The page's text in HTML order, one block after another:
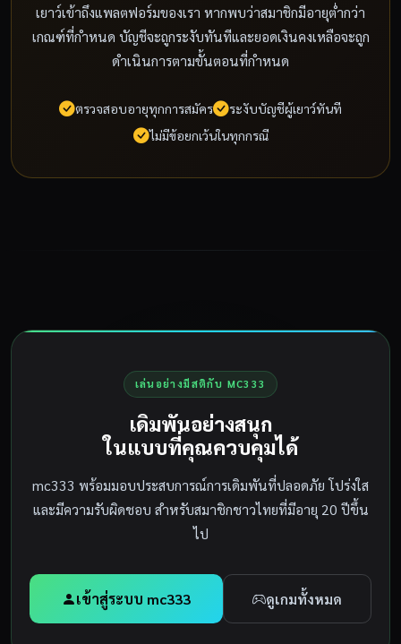
เยาว์เข้าถึงแพลตฟอร์มของเรา หากพบว่าสมาชิกมีอายุต่ำกว่า
เกณฑ์ที่กำหนด บัญชีจะถูกระงับทันทีและยอดเงินคงเหลือจะถูก
ดำเนินการตามขั้นตอนที่กำหนด
ตรวจสอบอายุทุกการสมัคร
ระงับบัญชีผู้เยาว์ทันที
ไม่มีข้อยกเว้นในทุกกรณี
เล่นอย่างมีสติกับ MC333
เดิมพันอย่างสนุก
ในแบบที่คุณควบคุมได้
mc333 พร้อมมอบประสบการณ์การเดิมพันที่ปลอดภัย โปร่งใส
และมีความรับผิดชอบ สำหรับสมาชิกชาวไทยที่มีอายุ 20 ปีขึ้น
ไป
เข้าสู่ระบบ mc333 ดูเกมทั้งหมด